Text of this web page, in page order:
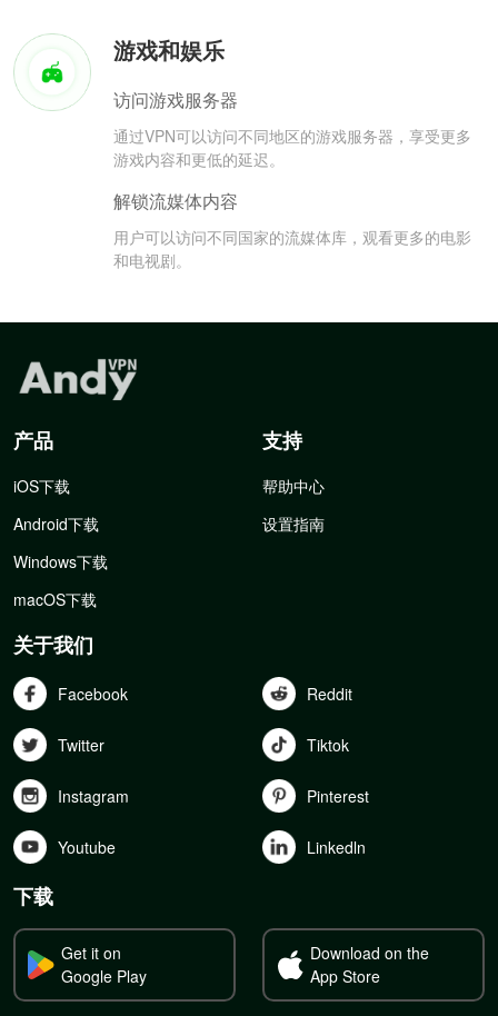
游戏和娱乐
访问游戏服务器
通过VPN可以访问不同地区的游戏服务器，享受更多
游戏内容和更低的延迟。
解锁流媒体内容
用户可以访问不同国家的流媒体库，观看更多的电影
和电视剧。
产品
iOS下载
Android下载
Windows下载
macOS下载
支持
帮助中心
设置指南
关于我们
Facebook Reddit
Twitter Tiktok
Instagram Pinterest
Youtube Linkedln
下载
Get it on
Google Play
Download on the
App Store